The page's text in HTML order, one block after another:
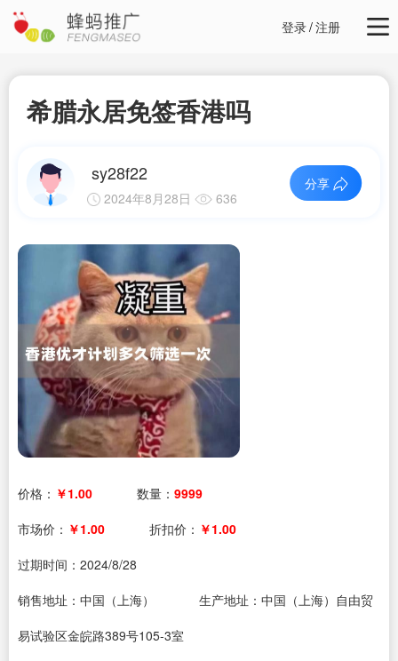
登录/注册
希腊永居免签香港吗
sy28f22
2024年8月28日 636
分享
价格： ￥1.00 数量： 9999
市场价： ￥1.00 折扣价： ￥1.00
过期时间： 2024/8/28
销售地址：中国（上海）
生产地址：中国（上海）自由贸
易试验区金皖路389号105-3室